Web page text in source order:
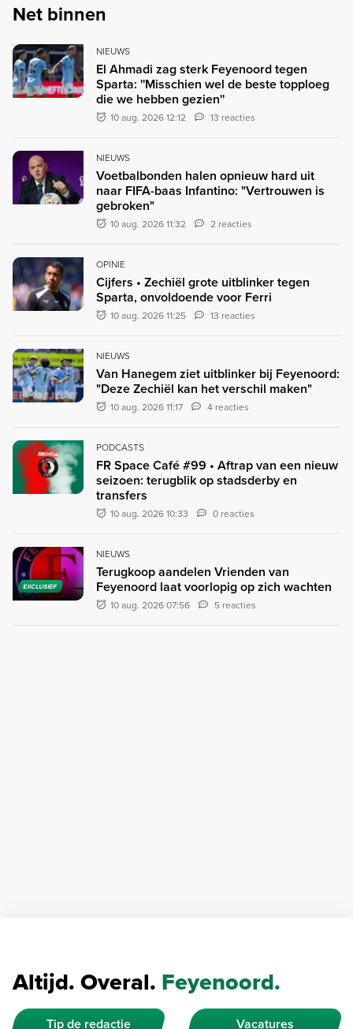
Net binnen
NIEUWS
El Ahmadi zag sterk Feyenoord tegen
Sparta: ''Misschien wel de beste topploeg
die we hebben gezien''
10 aug. 2026 12:12 13 reacties
NIEUWS
Voetbalbonden halen opnieuw hard uit
naar FIFA-baas Infantino: "Vertrouwen is
gebroken"
10 aug. 2026 11:32 2 reacties
OPINIE
Cijfers • Zechiël grote uitblinker tegen
Sparta, onvoldoende voor Ferri
10 aug. 2026 11:25 13 reacties
NIEUWS
Van Hanegem ziet uitblinker bij Feyenoord:
"Deze Zechiël kan het verschil maken"
10 aug. 2026 11:17 4 reacties
PODCASTS
FR Space Café #99 • Aftrap van een nieuw
seizoen: terugblik op stadsderby en
transfers
10 aug. 2026 10:33 0 reacties
EXCLUSIEF
NIEUWS
Terugkoop aandelen Vrienden van
Feyenoord laat voorlopig op zich wachten
10 aug. 2026 07:56 5 reacties
Altijd. Overal. Feyenoord.
Tip de redactie Vacatures